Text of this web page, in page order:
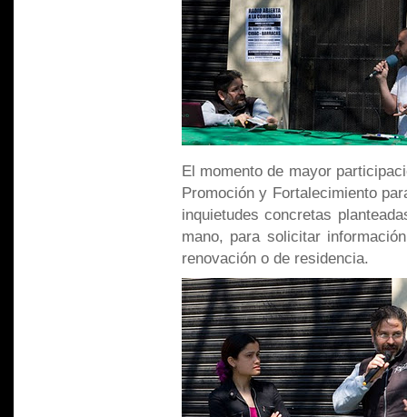
El momento de mayor
Promoción y Fortalecimiento
inquietudes concretas
mano, para solicitar
renovación o de residencia.